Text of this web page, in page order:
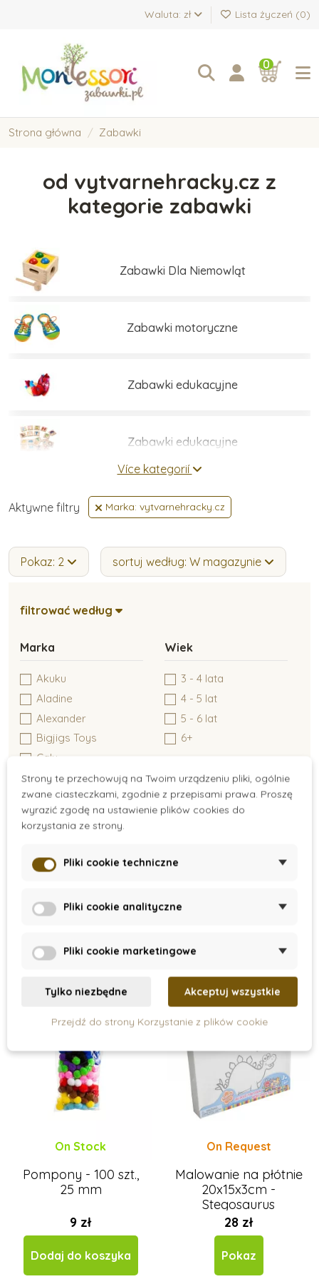
Waluta: zł Lista życzeń (0)
0
Strona główna Zabawki
od vytvarnehracky.cz z
kategorie zabawki
Zabawki Dla Niemowląt
Zabawki motoryczne
Zabawki edukacyjne
Zabawki edukacyjne
Zestawy do budowania
Gry i łamigłówki
Umiejętności praktyczne
Kreatywne tworzenie
Zabawki typu Montessori
Zabawki dla niemowlaków
Zabawki dla dzieci do 1 roku
Více kategorií
Aktywne filtry Marka: vytvarnehracky.cz
Pokaz: 2 sortuj według: W magazynie
filtrować według
Marka
Akuku
Aladine
Alexander
Bigjigs Toys
Caly
Castorland
CreaToys
CUBIKA
Djeco
Duhová kočka
Educo
Grafix
HOLZTIGER
Infantino
Janod
Kid O
Learning Resources
Little Dutch
LUDI
Mandaly pro děti
MontessoriHracky.cz
Moulin Roty
Moyo Montessori
MyMoo
Nienhuis Montessori
Wiek
3 - 4 lata
4 - 5 lat
5 - 6 lat
6+
Materiał
On Stock
Pompony - 100 szt.,
25 mm
9 zł
Dodaj do koszyka
On Request
Malowanie na płótnie
20x15x3cm -
Stegosaurus
28 zł
Pokaz
Strony te przechowują na Twoim urządzeniu pliki, ogólnie
zwane ciasteczkami, zgodnie z przepisami prawa. Proszę
wyrazić zgodę na ustawienie plików cookies do
korzystania ze strony.
Pliki cookie techniczne
Pliki cookie analityczne
Pliki cookie marketingowe
Tylko niezbędne Akceptuj wszystkie
Przejdź do strony Korzystanie z plików cookie